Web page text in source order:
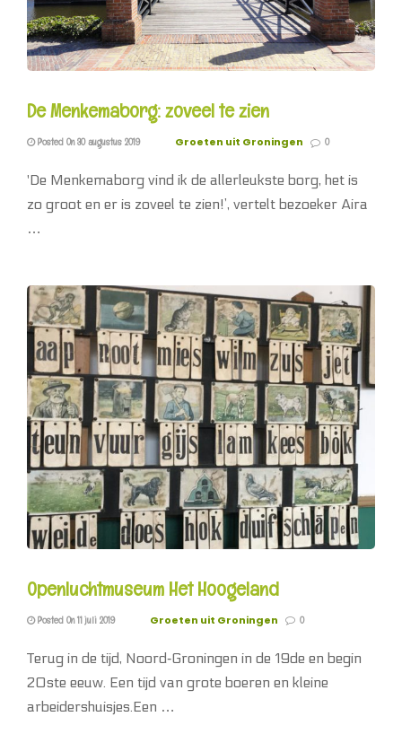
De Menkemaborg: zoveel te zien
Posted On 30 augustus 2019 Groeten uit Groningen 0
'De Menkemaborg vind ik de allerleukste borg, het is
zo groot en er is zoveel te zien!’, vertelt bezoeker Aira
…
Openluchtmuseum Het Hoogeland
Posted On 11 juli 2019 Groeten uit Groningen 0
Terug in de tijd, Noord‐Groningen in de 19de en begin
20ste eeuw. Een tijd van grote boeren en kleine
arbeidershuisjes.Een …